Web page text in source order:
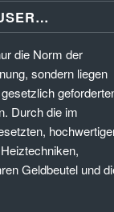
die Norm der
sondern liegen
Durch die im
Geldbeutel und